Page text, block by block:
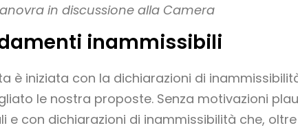
in discussione alla Camera
inammissibili
è iniziata con la dichiarazioni di
le nostra proposte. Senza motivazioni
e con dichiarazioni di inammissibilità che,